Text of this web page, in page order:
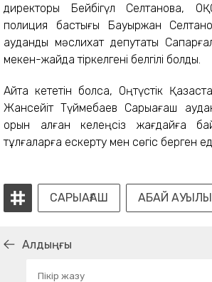
директоры Бейбігүл Селтанова,
полиция бастығы Бауыржан
аудандық мәслихат депутаты
мекен-жайда тіркелгені белгілі болды.
Айта кететін болсақ, Оңтүстік
Жансейіт Түймебаев Сарыағаш
орын алған келеңсіз жағдайға
тұлғаларға ескерту мен сөгіс берген
САРЫАҒАШ АБАЙ АУЫЛЫ
Алдыңғы